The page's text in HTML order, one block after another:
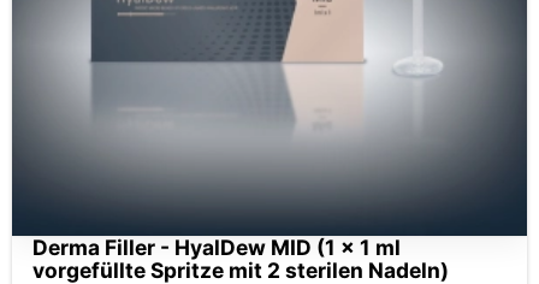
Derma Filler - HyalDew MID (1 x 1 ml
vorgefüllte Spritze mit 2 sterilen Nadeln)